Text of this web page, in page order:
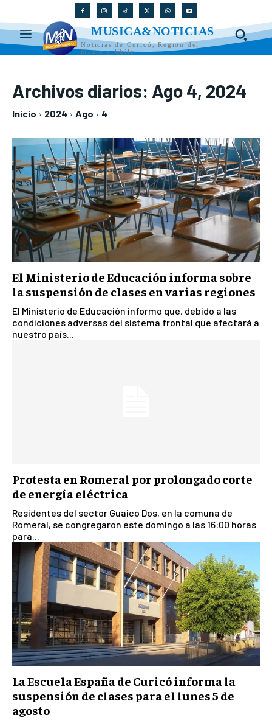
MUSICA&NOTICIAS
Noticias de Curicó, Región del
Maule y Chile
Archivos diarios: Ago 4, 2024
Inicio 2024 Ago 4
El Ministerio de Educación informa sobre
la suspensión de clases en varias regiones
El Ministerio de Educación informo que, debido a las
condiciones adversas del sistema frontal que afectará a
nuestro país...
Protesta en Romeral por prolongado corte
de energía eléctrica
Residentes del sector Guaico Dos, en la comuna de
Romeral, se congregaron este domingo a las 16:00 horas
para...
La Escuela España de Curicó informa la
suspensión de clases para el lunes 5 de
agosto